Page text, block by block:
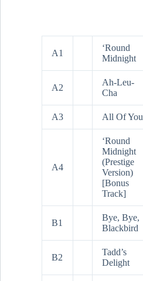
A1
‘Round
Midnight
A2
Ah-Leu-
Cha
A3 All Of You
A4
‘Round
Midnight
(Prestige
Version)
[Bonus
Track]
B1
Bye, Bye,
Blackbird
B2
Tadd’s
Delight